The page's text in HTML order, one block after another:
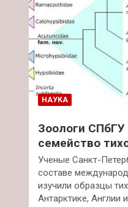
НАУКА
Зоологи
семейство
Ученые Санкт-
составе
изучили образцы
Антарктике, Англии